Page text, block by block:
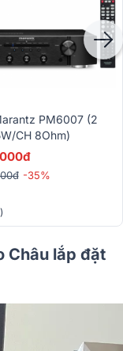
PM6007 (2
CH 8Ohm)
-35%
Châu lắp đặt